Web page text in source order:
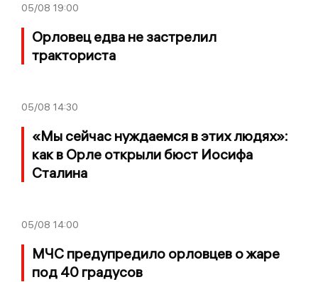
05/08 19:00
Орловец едва не застрелил
тракториста
05/08 14:30
«Мы сейчас нуждаемся в этих людях»:
как в Орле открыли бюст Иосифа
Сталина
05/08 14:00
МЧС предупредило орловцев о жаре
под 40 градусов